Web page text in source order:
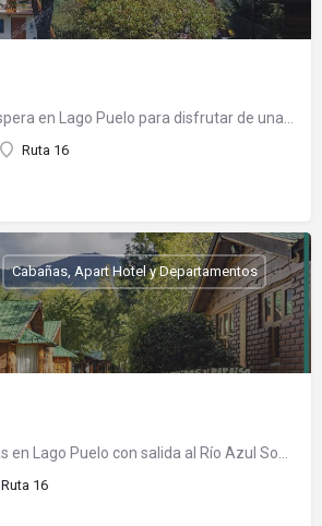
Ruta 16
Ruta 16
Cabañas, Apart Hotel y Departamentos